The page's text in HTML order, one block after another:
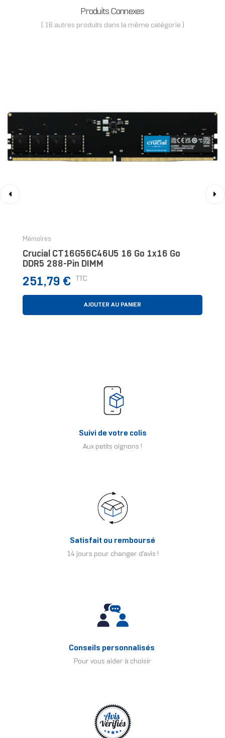
Produits Connexes
( 16 autres produits dans la même catégorie )
Mémoires
Crucial CT16G56C46U5 16 Go 1x16 Go
DDR5 288-Pin DIMM
Prix
251,79 € TTC
AJOUTER AU PANIER
Suivi de votre colis
Aux petits oignons !
Satisfait ou remboursé
14 jours pour changer d'avis !
Conseils personnalisés
Pour vous aider à choisir